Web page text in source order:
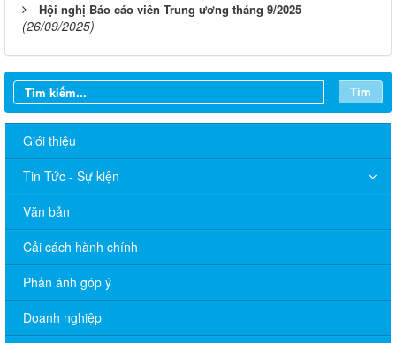
Hội nghị Báo cáo viên Trung ương tháng 9/2025
(26/09/2025)
Tìm
Giới thiệu
Tin Tức - Sự kiện
Văn bản
Cải cách hành chính
Phản ánh góp ý
Doanh nghiệp